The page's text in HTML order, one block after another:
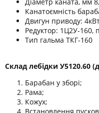
Канатоємність
Двигун приводу:
Редуктор: 1Ц2У-160,
Тип гальма ТКГ-160
Склад лебідки У5120.60
Барабан у зборі;
Рама;
Кожух;